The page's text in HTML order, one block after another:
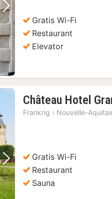
Næste billede
Gratis Wi-Fi
Restaurant
Elevator
Næste billede
Château Hotel
Frankrig › Nouvelle-
Gratis Wi-Fi
Restaurant
Sauna